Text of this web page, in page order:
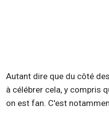
Autant dire que du côté
à célébrer cela, y compris
on est fan. C'est